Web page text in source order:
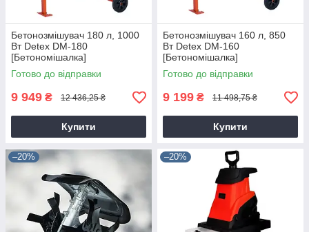
Бетонозмішувач 180 л, 1000
Вт Detex DM-180
[Бетономішалка]
Готово до відправки
9 949 ₴ 12 436,25 ₴
Купити
Бетонозмішувач 160 л, 850
Вт Detex DM-160
[Бетономішалка]
Готово до відправки
9 199 ₴ 11 498,75 ₴
Купити
–20% –20%